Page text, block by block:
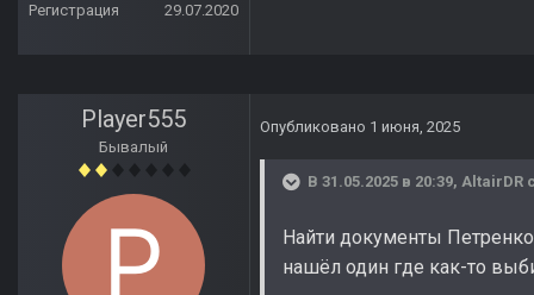
Регистрация
29.07.2020
Player555
Бывалый
Опубликовано 1 июня, 2025
В 31.05.2025 в 20:39, AltairDR
Найти документы
нашёл один где как-то